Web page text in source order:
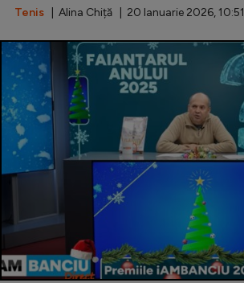
Tenis | Alina Chiță | 20 Ianuarie 2026, 10:51